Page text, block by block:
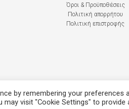
Όροι & Προϋποθέσεις
Πολιτική απορρήτου
Πολιτική επιστροφής
by remembering your preferences
visit "Cookie Settings" to provide